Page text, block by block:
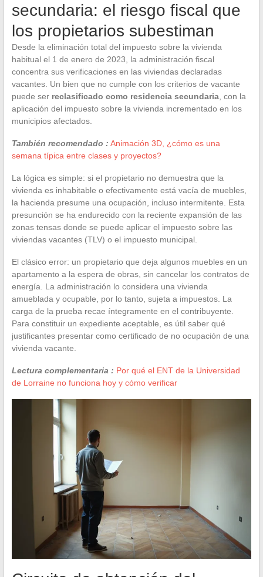
secundaria: el riesgo fiscal que
los propietarios subestiman
Desde la eliminación total del impuesto sobre la vivienda
habitual el 1 de enero de 2023, la administración fiscal
concentra sus verificaciones en las viviendas declaradas
vacantes. Un bien que no cumple con los criterios de vacante
puede ser reclasificado como residencia secundaria, con la
aplicación del impuesto sobre la vivienda incrementado en los
municipios afectados.
También recomendado : Animación 3D, ¿cómo es una
semana típica entre clases y proyectos?
La lógica es simple: si el propietario no demuestra que la
vivienda es inhabitable o efectivamente está vacía de muebles,
la hacienda presume una ocupación, incluso intermitente. Esta
presunción se ha endurecido con la reciente expansión de las
zonas tensas donde se puede aplicar el impuesto sobre las
viviendas vacantes (TLV) o el impuesto municipal.
El clásico error: un propietario que deja algunos muebles en un
apartamento a la espera de obras, sin cancelar los contratos de
energía. La administración lo considera una vivienda
amueblada y ocupable, por lo tanto, sujeta a impuestos. La
carga de la prueba recae íntegramente en el contribuyente.
Para constituir un expediente aceptable, es útil saber qué
justificantes presentar como certificado de no ocupación de una
vivienda vacante.
Lectura complementaria : Por qué el ENT de la Universidad
de Lorraine no funciona hoy y cómo verificar